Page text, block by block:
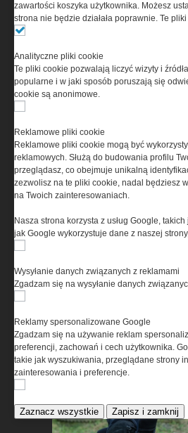
laboratorium
Security Expo 2026
innowacji, wiedzy i
liderów branży
bezpieczeństwa
Benelli Nova 3
nowoczesna
pump-action
zawartości koszyka użytkownika. Możesz
strona nie będzie działała poprawnie. Te
Analityczne pliki cookie
Te pliki cookie pozwalają liczyć wizyty i
popularne i w jaki sposób poruszają się
cookie są anonimowe.
Reklamowe pliki cookie
Reklamowe pliki cookie mogą być
reklamowych. Służą do budowania profilu
przeglądasz, co obejmuje unikalną
zezwolisz na te pliki cookie, nadal będziesz
na Twoich zainteresowaniach.
Nasza strona korzysta z usług Google,
jak Google wykorzystuje dane z naszej
Wysyłanie danych związanych z reklamami
Zgadzam się na wysyłanie danych
Reklamy spersonalizowane Google
Zgadzam się na używanie reklam
preferencji, zachowań i cech użytkownika.
takie jak wyszukiwania, przeglądane strony
zainteresowania i preferencje.
Zaznacz wszystkie Zapisz i zamknij